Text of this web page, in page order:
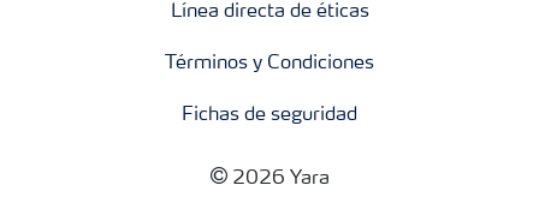
Línea directa de éticas
Términos y Condiciones
Fichas de seguridad
2026 Yara